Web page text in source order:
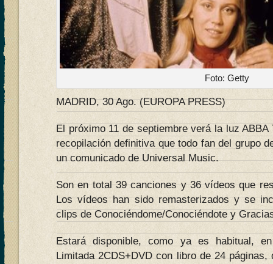
Foto: Getty
MADRID, 30 Ago. (EUROPA PRESS)
El próximo 11 de septiembre verá la luz
recopilación definitiva que todo fan del grupo
un comunicado de Universal Music.
Son en total 39 canciones y 36 vídeos que
Los vídeos han sido remasterizados y se
clips de Conociéndome/Conociéndote y
Estará disponible, como ya es habitual,
Limitada 2CDS+DVD con libro de 24